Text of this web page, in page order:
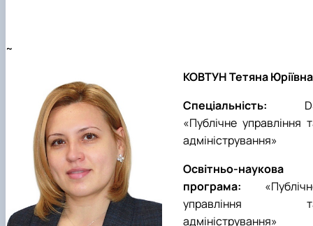
~
КОВТУН Тетяна Юріївна
Спеціальність: D
«Публічне управління
адміністрування»
Освітньо-наукова
програма: «
управління
адміністрування»